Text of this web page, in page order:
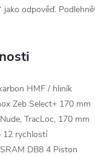
jako odpověď.
HMF / hliník
Zeb Select+ 170 mm
TracLoc, 170 mm
12 rychlostí
DB8 4 Piston